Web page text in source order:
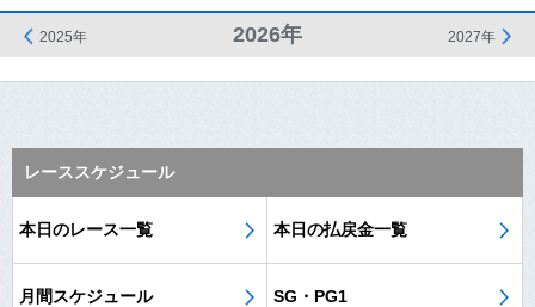
2025年 2026年 2027年
レーススケジュール
本日のレース一覧 本日の払戻金一覧
月間スケジュール SG・PG1